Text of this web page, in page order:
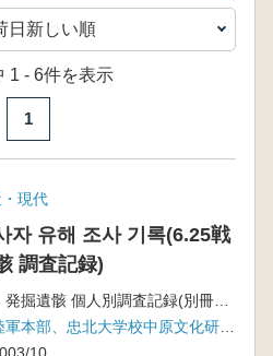
1 - 6件を表示
1
現代
자 유해 조사 기록(6.25戦
調査記録)
発掘遺骸 個人別調査記録(別冊付録)
陸軍本部、忠北大学校中原文化研究所